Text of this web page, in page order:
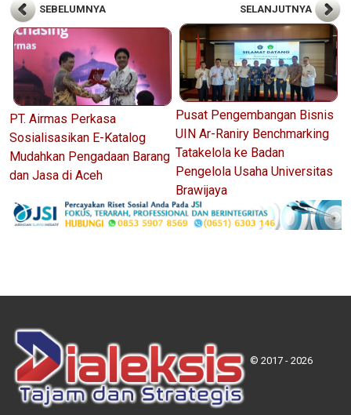
SEBELUMNYA
PT. Airmas Perkasa
Sosialisasikan E-Katalog
Mudahkan Pengadaan Barang
dan Jasa di Aceh
SELANJUTNYA
Pusat Pengembangan Bisnis
UIN Ar-Raniry Benchmarking
Tatakelola ke Badan
Pengelola Usaha Universitas
Brawijaya
© 2017 - 2026